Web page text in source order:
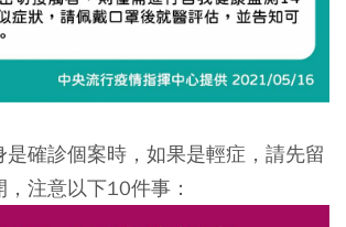
是確診個案時，如果是輕症，請先留
注意以下10件事：